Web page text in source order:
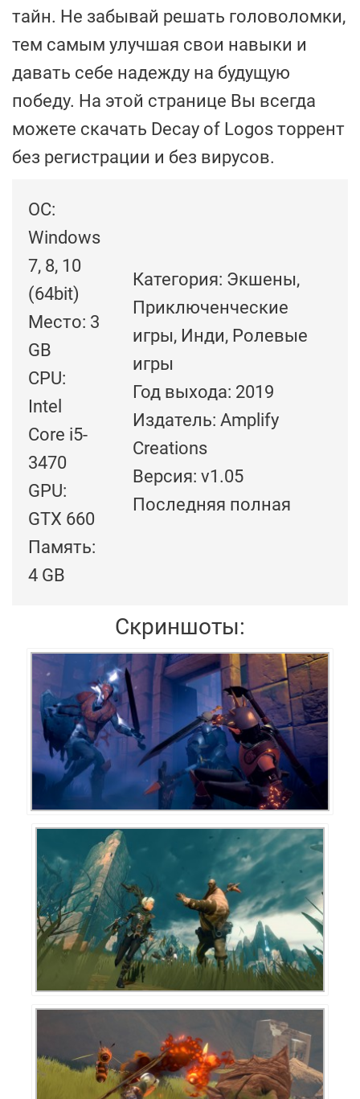
тайн. Не забывай решать головоломки,
тем самым улучшая свои навыки и
давать себе надежду на будущую
победу. На этой странице Вы всегда
можете скачать Decay of Logos торрент
без регистрации и без вирусов.
ОС:
Windows
7, 8, 10
(64bit)
Место: 3
GB
CPU:
Intel
Core i5-
3470
GPU:
GTX 660
Память:
4 GB
Категория: Экшены,
Приключенческие
игры, Инди, Ролевые
игры
Год выхода: 2019
Издатель: Amplify
Creations
Версия: v1.05
Последняя полная
Скриншоты: